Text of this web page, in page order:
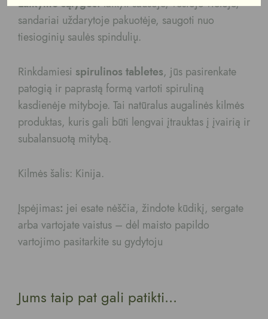
Laikymo sąlygos:laikyti sausoje, vėsioje vietoje,
sandariai uždarytoje pakuotėje, saugoti nuo
tiesioginių saulės spindulių.
Rinkdamiesi spirulinos tabletes, jūs pasirenkate
patogią ir paprastą formą vartoti spiruliną
kasdienėje mityboje. Tai natūralus augalinės kilmės
produktas, kuris gali būti lengvai įtrauktas į įvairią ir
subalansuotą mitybą.
Kilmės šalis: Kinija.
Įspėjimas: jei esate nėščia, žindote kūdikį, sergate
arba vartojate vaistus – dėl maisto papildo
vartojimo pasitarkite su gydytoju
Jums taip pat gali patikti...